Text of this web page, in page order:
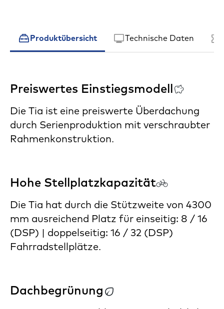
Produktübersicht Technische Daten
Preiswertes Einstiegsmodell
Die Tia ist eine preiswerte Überdachung
durch Serienproduktion mit verschraubter
Rahmenkonstruktion.
Hohe Stellplatzkapazität
Die Tia hat durch die Stützweite von 4300
mm ausreichend Platz für einseitig: 8 / 16
(DSP) | doppelseitig: 16 / 32 (DSP)
Fahrradstellplätze.
Dachbegrünung